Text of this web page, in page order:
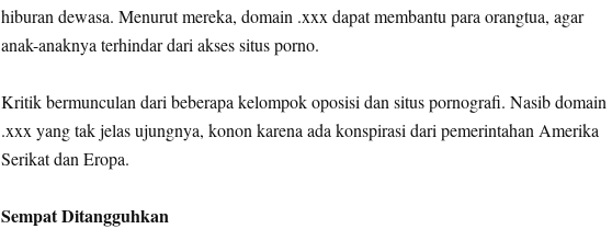
hiburan dewasa. Menurut mereka, domain .xxx dapat membantu para orangtua, agar
anak-anaknya terhindar dari akses situs porno.
Kritik bermunculan dari beberapa kelompok oposisi dan situs pornografi. Nasib domain
.xxx yang tak jelas ujungnya, konon karena ada konspirasi dari pemerintahan Amerika
Serikat dan Eropa.
Sempat Ditangguhkan